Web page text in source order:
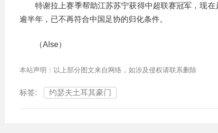
特谢拉上赛季帮助江苏苏宁获得中超联赛冠军，现
逾半年，已不再符合中国足协的归化条件。
（Alse）
本站声明：以上部分图文来自网络，如涉及侵权请联系删除
标签: 约瑟夫土耳其豪门